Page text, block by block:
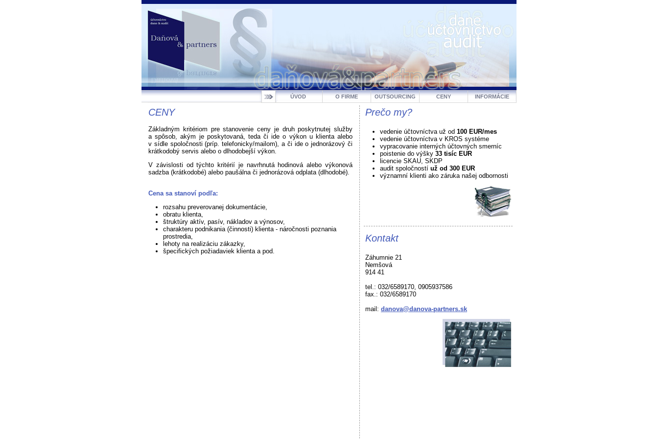
ÚVOD O FIRME OUTSOURCING CENY INFORMÁCIE
CENY
Základným kritériom pre stanovenie ceny je druh poskytnutej služby
a spôsob, akým je poskytovaná, teda či ide o výkon u klienta alebo
v sídle spoločnosti (príp. telefonicky/mailom), a či ide o jednorázový či
krátkodobý servis alebo o dlhodobejší výkon.
V závislosti od týchto kritérií je navrhnutá hodinová alebo výkonová
sadzba (krátkodobé) alebo paušálna či jednorázová odplata (dlhodobé).
Cena sa stanoví podľa:
rozsahu preverovanej dokumentácie,
obratu klienta,
štruktúry aktív, pasív, nákladov a výnosov,
charakteru podnikania (činnosti) klienta - náročnosti poznania
prostredia,
lehoty na realizáciu zákazky,
špecifických požiadaviek klienta a pod.
Prečo my?
vedenie účtovníctva už od 100 EUR/mes
vedenie účtovníctva v KROS systéme
vypracovanie interných účtovných smerníc
poistenie do výšky 33 tisíc EUR
licencie SKAU, SKDP
audit spoločností už od 300 EUR
významní klienti ako záruka našej odbornosti
Kontakt
Záhumnie 21
Nemšová
914 41
tel.: 032/6589170, 0905937586
fax.: 032/6589170
mail: danova@danova-partners.sk